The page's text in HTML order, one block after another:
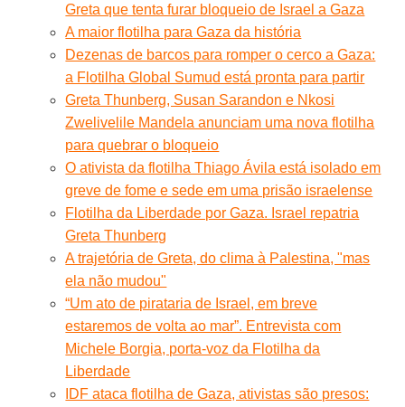
Greta que tenta furar bloqueio de Israel a Gaza
A maior flotilha para Gaza da história
Dezenas de barcos para romper o cerco a Gaza:
a Flotilha Global Sumud está pronta para partir
Greta Thunberg, Susan Sarandon e Nkosi
Zwelivelile Mandela anunciam uma nova flotilha
para quebrar o bloqueio
O ativista da flotilha Thiago Ávila está isolado em
greve de fome e sede em uma prisão israelense
Flotilha da Liberdade por Gaza. Israel repatria
Greta Thunberg
A trajetória de Greta, do clima à Palestina, "mas
ela não mudou"
“Um ato de pirataria de Israel, em breve
estaremos de volta ao mar”. Entrevista com
Michele Borgia, porta-voz da Flotilha da
Liberdade
IDF ataca flotilha de Gaza, ativistas são presos: